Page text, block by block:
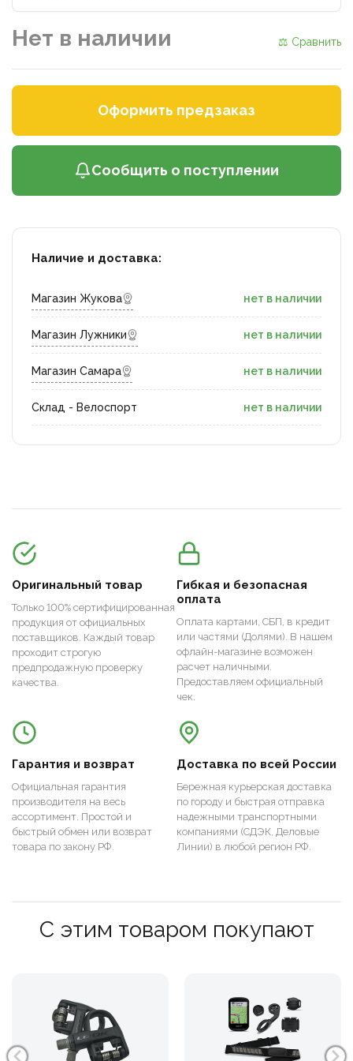
Нет в наличии ⚖ Сравнить
Оформить предзаказ
Сообщить о поступлении
Наличие и доставка:
Магазин Жукова нет в наличии
Магазин Лужники нет в наличии
Магазин Самара нет в наличии
Склад - Велоспорт нет в наличии
Оригинальный товар
Только 100% сертифицированная
продукция от официальных
поставщиков. Каждый товар
проходит строгую
предпродажную проверку
качества.
Гибкая и безопасная
оплата
Оплата картами, СБП, в кредит
или частями (Долями). В нашем
офлайн-магазине возможен
расчет наличными.
Предоставляем официальный
чек.
Гарантия и возврат
Официальная гарантия
производителя на весь
ассортимент. Простой и
быстрый обмен или возврат
товара по закону РФ.
Доставка по всей России
Бережная курьерская доставка
по городу и быстрая отправка
надежными транспортными
компаниями (СДЭК, Деловые
Линии) в любой регион РФ.
С этим товаром покупают